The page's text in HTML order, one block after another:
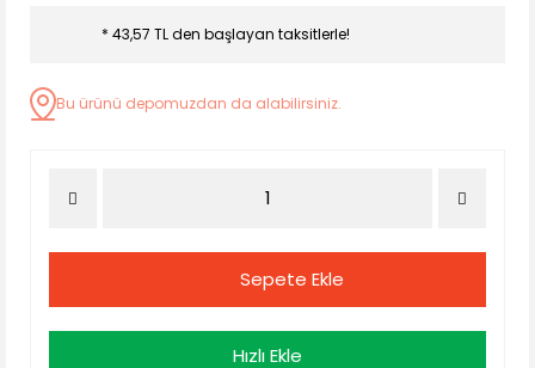
* 43,57 TL den başlayan taksitlerle!
Bu ürünü depomuzdan da alabilirsiniz.
Sepete Ekle
Hızlı Ekle